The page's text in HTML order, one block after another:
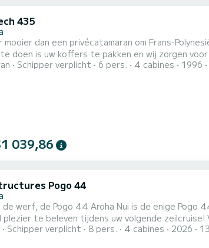
435
mooier dan een privécatamaran om Frans-
doen is uw koffers te pakken en wij zorgen
Schipper verplicht 6 pers. 4 cabines 1996
039,86
Pogo 44
de werf, de Pogo 44 Aroha Nui is de enige Pogo
tijdens uw volgende zeilcruise! Van maart tot november bieden wij u een op maat gemaakte cruise aan,
van uw keuze, om een of meerdere archipels van de bestemming te
Schipper verplicht 8 pers. 4 cabines 2026